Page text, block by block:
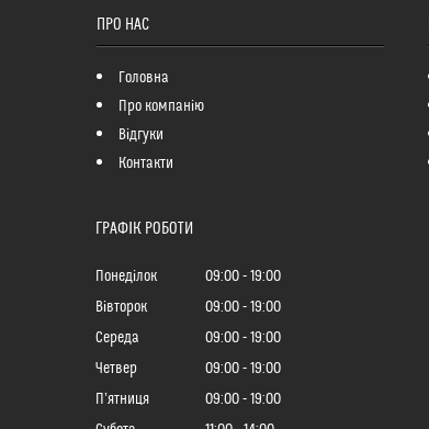
ПРО НАС
Головна
Про компанію
Відгуки
Контакти
ГРАФІК РОБОТИ
Понеділок 09:00
19:00
Вівторок
09:00
19:00
Середа
09:00
19:00
Четвер
09:00
19:00
Пʼятниця
09:00
19:00